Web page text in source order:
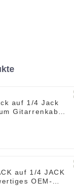
auf 1/4 Jack
Gitarrenkabel
auf 1/4 JACK
OEM-